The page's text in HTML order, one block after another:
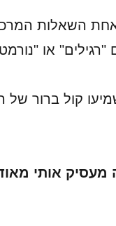
השאלות
או
קול ברור של
אותי